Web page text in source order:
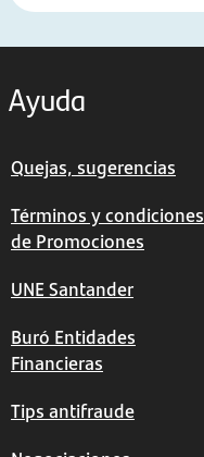
Ayuda
Quejas, sugerencias
Términos y condiciones
de Promociones
UNE Santander
Buró Entidades
Financieras
Tips antifraude